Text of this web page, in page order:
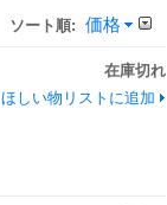
ソート順: 価格
在庫切れ
ほしい物リストに追加